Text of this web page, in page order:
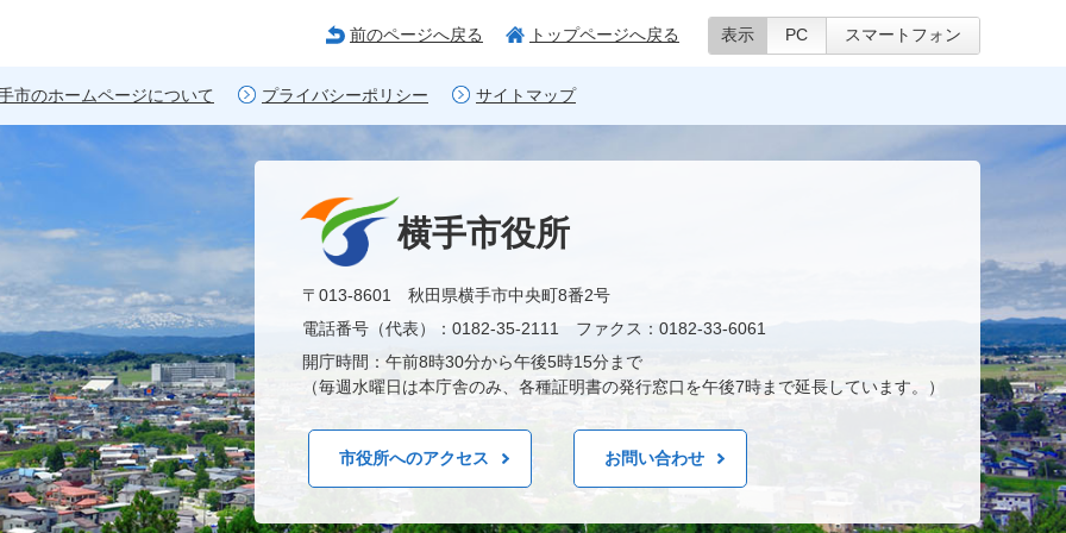
前のページへ戻る トップページへ戻る 表示 PC スマートフォン
市のホームページについて プライバシーポリシー サイトマップ
横手市役所
〒013-8601 秋田県横手市中央町8番2号
電話番号（代表）：0182-35-2111 ファクス：0182-33-6061
開庁時間：午前8時30分から午後5時15分まで
（毎週水曜日は本庁舎のみ、各種証明書の発行窓口を午後7時まで延長しています。）
市役所へのアクセス お問い合わせ